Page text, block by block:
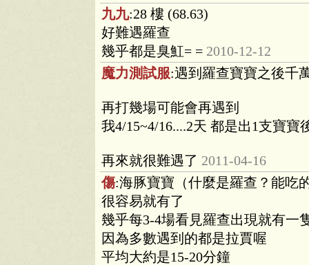
九九:28 樓 (68.63)
好難遇羅查
幾乎都是臭魟= = 2010-12-12
魔力測試服:遇到羅查寶寶之後千
再打幾場可能會再遇到
我4/15~4/16....2天 都是出1支寶寶
再來就很難遇了 2011-04-16
傷:海豚寶寶（什麼是羅查？能吃
很容易就有了
幾乎每3-4場看見羅查出現就有一
因為多數遇到的都是拉賈喔
平均大約是15-20分鐘